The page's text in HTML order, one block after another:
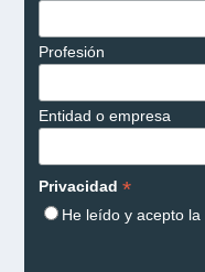
Profesión
Entidad o empresa
Privacidad *
He leído y acepto la